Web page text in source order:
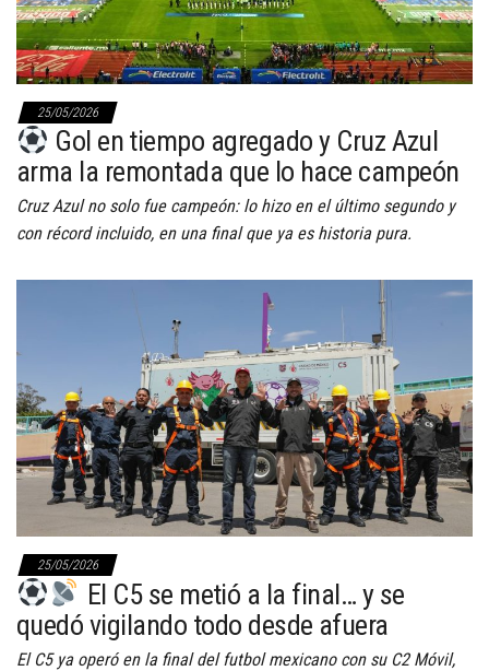
25/05/2026
Gol en tiempo agregado y Cruz Azul
arma la remontada que lo hace campeón
Cruz Azul no solo fue campeón: lo hizo en el último segundo y
con récord incluido, en una final que ya es historia pura.
25/05/2026
El C5 se metió a la final… y se
quedó vigilando todo desde afuera
El C5 ya operó en la final del futbol mexicano con su C2 Móvil,